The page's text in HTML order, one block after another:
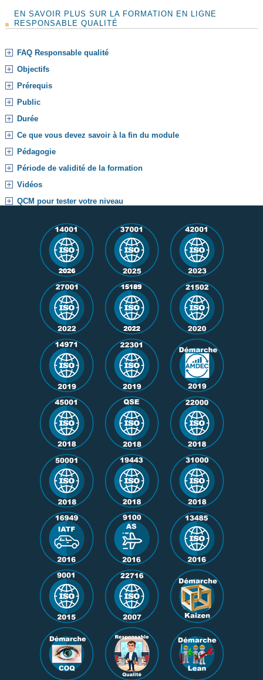
Prix, documents, qualité de l'information,
qualité à un prix plus que raisonnable. Sophie.
15/12/2020 ⭐⭐⭐⭐⭐
PARFAIT A TOUS LES NIVEAUX. Rapport
est très largement supérieur au prix réclamé, ce qui
est plutôt rare ! Matthieu. 23/11/2020 ⭐⭐⭐⭐⭐
Formation agréable et complète. Beaucoup de
documents supports et exemples fournis. Tanguy.
19/11/2020 ⭐⭐⭐⭐⭐
Points à améliorer : les études de cas, les QCM.
Axelle. 09/11/2020 ⭐⭐⭐Certains points ont été
amélioré😀
Bons points : 18/20. Joceline. 03/11/2020 ⭐⭐⭐⭐⭐
Bons points : Les jeux, tests et QCM multiples à
répétition. Recommandations : Aucune, c'était top
! Isabel. 27/09/2020 ⭐⭐⭐⭐⭐
EN SAVOIR PLUS SUR LA FORMATION EN LIGNE
RESPONSABLE QUALITÉ
FAQ Responsable qualité
Objectifs
Prérequis
Public
Durée
Ce que vous devez savoir à la fin du module
Pédagogie
Période de validité de la formation
Vidéos
QCM pour tester votre niveau